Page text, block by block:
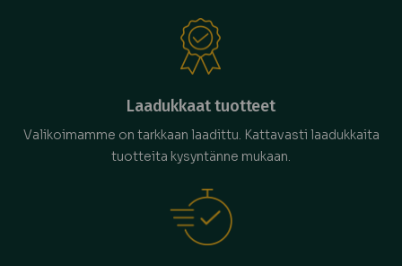
Laadukkaat tuotteet
Valikoimamme on tarkkaan laadittu. Kattavasti laadukkaita
tuotteita kysyntänne mukaan.